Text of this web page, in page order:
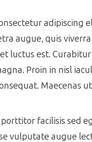
adipiscing
augue, quis
luctus est.
Proin in nisl
Maecenas
facilisis sed
vulputate augue